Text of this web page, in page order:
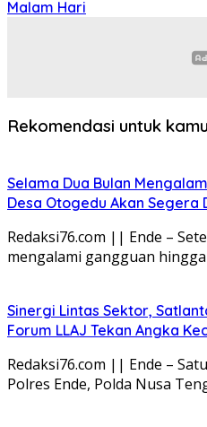
Malam Hari
Rekomendasi untuk kamu
Selama Dua Bulan
Desa Otogedu Akan Segera
Redaksi76.com || Ende –
mengalami gangguan
Sinergi Lintas Sektor,
Forum LLAJ Tekan Angka
Redaksi76.com || Ende –
Polres Ende, Polda Nusa